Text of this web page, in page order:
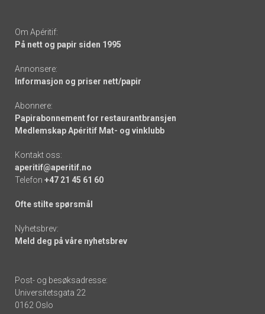
Om Apéritif:
På nett og papir siden 1995
Annonsere:
Informasjon og priser nett/papir
Abonnere:
Papirabonnement for restaurantbransjen
Medlemskap Apéritif Mat- og vinklubb
Kontakt oss:
aperitif@aperitif.no
Telefon +47 21 45 61 60
Ofte stilte spørsmål
Nyhetsbrev:
Meld deg på våre nyhetsbrev
Post- og besøksadresse:
Universitetsgata 22
0162 Oslo